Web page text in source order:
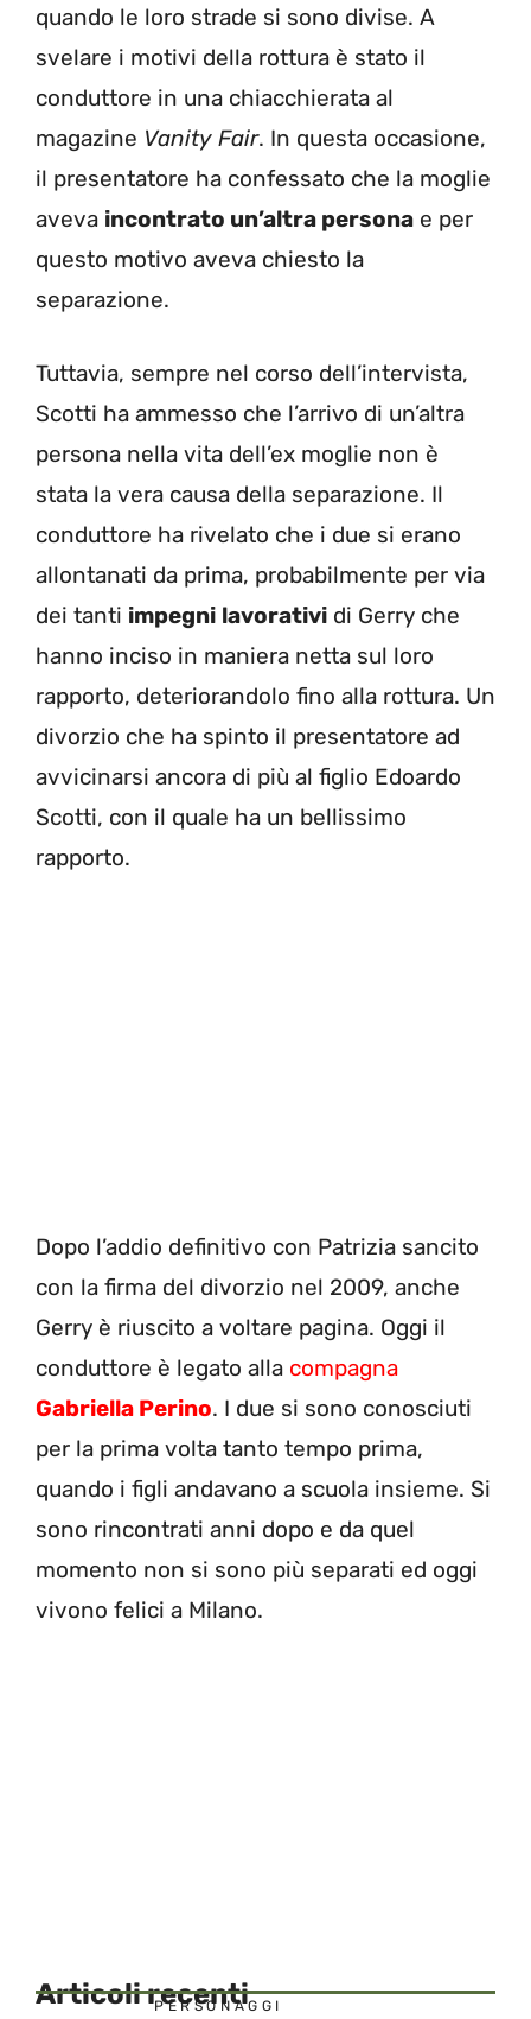
quando le loro strade si sono divise. A
svelare i motivi della rottura è stato il
conduttore in una chiacchierata al
magazine Vanity Fair. In questa occasione,
il presentatore ha confessato che la moglie
aveva incontrato un’altra persona e per
questo motivo aveva chiesto la
separazione.
Tuttavia, sempre nel corso dell’intervista,
Scotti ha ammesso che l’arrivo di un’altra
persona nella vita dell’ex moglie non è
stata la vera causa della separazione. Il
conduttore ha rivelato che i due si erano
allontanati da prima, probabilmente per via
dei tanti impegni lavorativi di Gerry che
hanno inciso in maniera netta sul loro
rapporto, deteriorandolo fino alla rottura. Un
divorzio che ha spinto il presentatore ad
avvicinarsi ancora di più al figlio Edoardo
Scotti, con il quale ha un bellissimo
rapporto.
Dopo l’addio definitivo con Patrizia sancito
con la firma del divorzio nel 2009, anche
Gerry è riuscito a voltare pagina. Oggi il
conduttore è legato alla compagna
Gabriella Perino. I due si sono conosciuti
per la prima volta tanto tempo prima,
quando i figli andavano a scuola insieme. Si
sono rincontrati anni dopo e da quel
momento non si sono più separati ed oggi
vivono felici a Milano.
Articoli recenti
PERSONAGGI